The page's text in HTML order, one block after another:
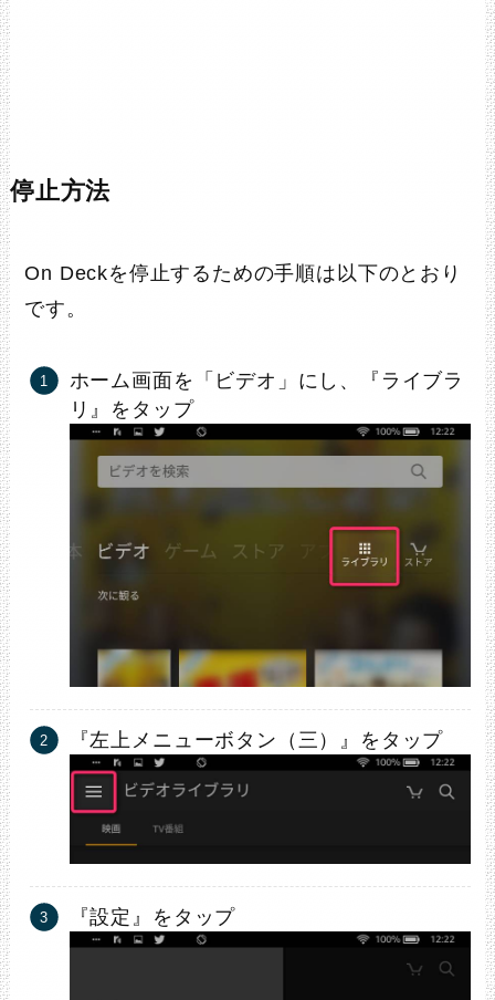
停止方法
On Deckを停止するための手順は以下のとおり
です。
ホーム画面を「ビデオ」にし、『ライブラ
リ』をタップ
『左上メニューボタン（三）』をタップ
『設定』をタップ